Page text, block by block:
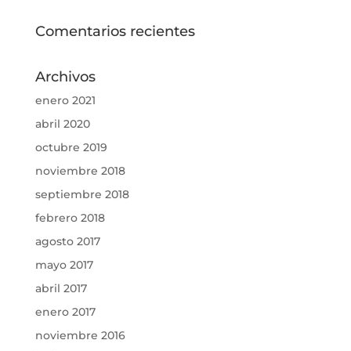
Comentarios recientes
Archivos
enero 2021
abril 2020
octubre 2019
noviembre 2018
septiembre 2018
febrero 2018
agosto 2017
mayo 2017
abril 2017
enero 2017
noviembre 2016